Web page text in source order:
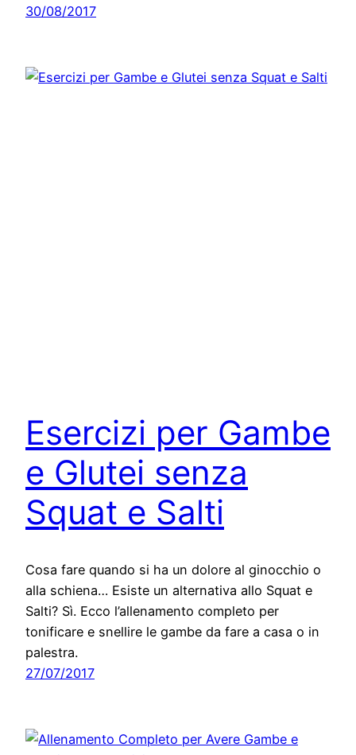
30/08/2017
Esercizi per Gambe
e Glutei senza
Squat e Salti
Cosa fare quando si ha un dolore al ginocchio o
alla schiena… Esiste un alternativa allo Squat e
Salti? Sì. Ecco l’allenamento completo per
tonificare e snellire le gambe da fare a casa o in
palestra.
27/07/2017